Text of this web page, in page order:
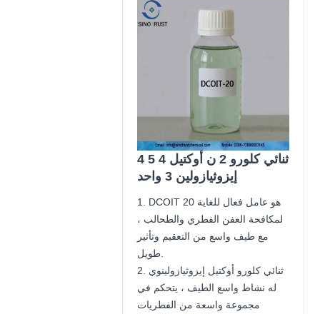
4 5 ثنائي كلورو 2 ن أوكتيل 4
إيزوثيازولين 3 واحد
1. DCOIT 20 هو عامل فعال للغاية
لمكافحة العفن الفطري والطحالب ،
مع طيف واسع من التعقيم وتأثير
طويل.
2. ثنائي كلورو أوكتيل إيزوثيازولينوي
له نشاط واسع الطيف ، يتحكم في
مجموعة واسعة من الفطريات